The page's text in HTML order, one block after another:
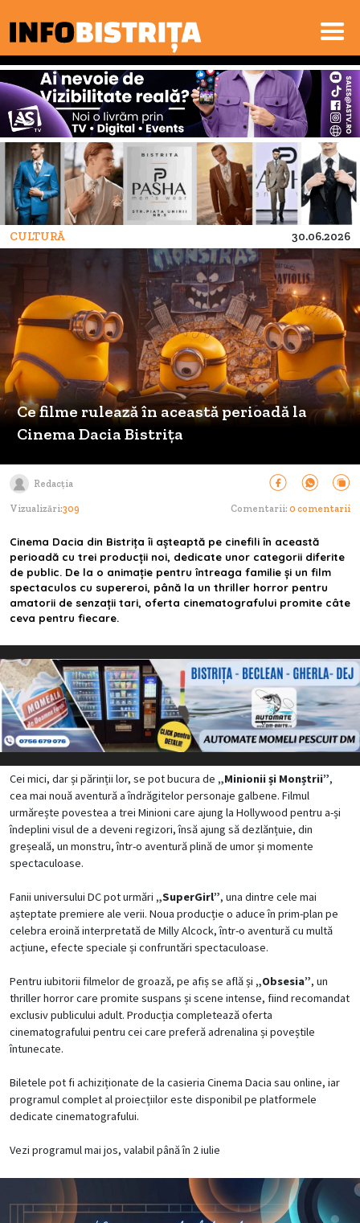
CULTURĂ 30.06.2026
Ce filme rulează în această perioadă la
Cinema Dacia Bistrița
Redacția
Vizualizări:309 Comentarii: 0 comentarii
Cinema Dacia din Bistrița îi așteaptă pe cinefili în această
perioadă cu trei producții noi, dedicate unor categorii diferite
de public. De la o animație pentru întreaga familie și un film
spectaculos cu supereroi, până la un thriller horror pentru
amatorii de senzații tari, oferta cinematografului promite câte
ceva pentru fiecare.
Cei mici, dar și părinții lor, se pot bucura de „Minionii și Monștrii”,
cea mai nouă aventură a îndrăgitelor personaje galbene. Filmul
urmărește povestea a trei Minioni care ajung la Hollywood pentru a-și
îndeplini visul de a deveni regizori, însă ajung să dezlănțuie, din
greșeală, un monstru, într-o aventură plină de umor și momente
spectaculoase.
Fanii universului DC pot urmări „SuperGirl”, una dintre cele mai
așteptate premiere ale verii. Noua producție o aduce în prim-plan pe
celebra eroină interpretată de Milly Alcock, într-o aventură cu multă
acțiune, efecte speciale și confruntări spectaculoase.
Pentru iubitorii filmelor de groază, pe afiș se află și „Obsesia”, un
thriller horror care promite suspans și scene intense, fiind recomandat
exclusiv publicului adult. Producția completează oferta
cinematografului pentru cei care preferă adrenalina și poveștile
întunecate.
Biletele pot fi achiziționate de la casieria Cinema Dacia sau online, iar
programul complet al proiecțiilor este disponibil pe platformele
dedicate cinematografului.
Vezi programul mai jos, valabil până în 2 iulie